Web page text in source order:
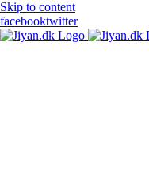
Skip to content
facebooktwitter